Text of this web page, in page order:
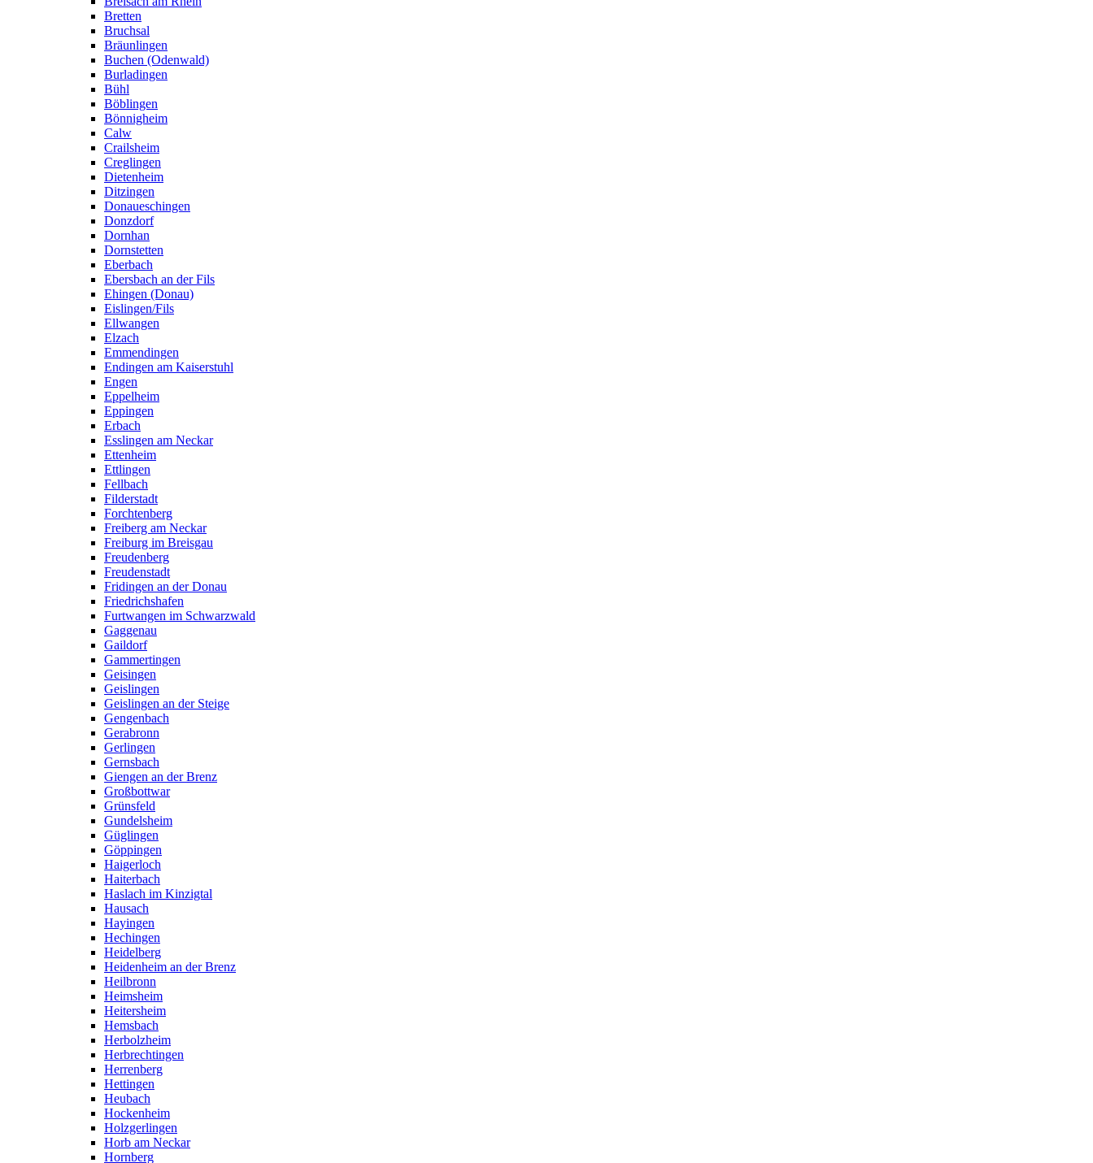
Bretten
Bruchsal
Bräunlingen
Buchen (Odenwald)
Burladingen
Bühl
Böblingen
Bönnigheim
Calw
Crailsheim
Creglingen
Dietenheim
Ditzingen
Donaueschingen
Donzdorf
Dornhan
Dornstetten
Eberbach
Ebersbach an der Fils
Ehingen (Donau)
Eislingen/Fils
Ellwangen
Elzach
Emmendingen
Endingen am Kaiserstuhl
Engen
Eppelheim
Eppingen
Erbach
Esslingen am Neckar
Ettenheim
Ettlingen
Fellbach
Filderstadt
Forchtenberg
Freiberg am Neckar
Freiburg im Breisgau
Freudenberg
Freudenstadt
Fridingen an der Donau
Friedrichshafen
Furtwangen im Schwarzwald
Gaggenau
Gaildorf
Gammertingen
Geisingen
Geislingen
Geislingen an der Steige
Gengenbach
Gerabronn
Gerlingen
Gernsbach
Giengen an der Brenz
Großbottwar
Grünsfeld
Gundelsheim
Güglingen
Göppingen
Haigerloch
Haiterbach
Haslach im Kinzigtal
Hausach
Hayingen
Hechingen
Heidelberg
Heidenheim an der Brenz
Heilbronn
Heimsheim
Heitersheim
Hemsbach
Herbolzheim
Herbrechtingen
Herrenberg
Hettingen
Heubach
Hockenheim
Holzgerlingen
Horb am Neckar
Hornberg